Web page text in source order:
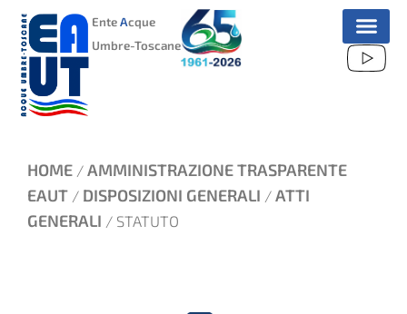
VAI
CONTENUTO
EnteAcque
Umbre-Toscane
HOME / AMMINISTRAZIONE TRASPARENTE
EAUT / DISPOSIZIONI GENERALI / ATTI
GENERALI / STATUTO